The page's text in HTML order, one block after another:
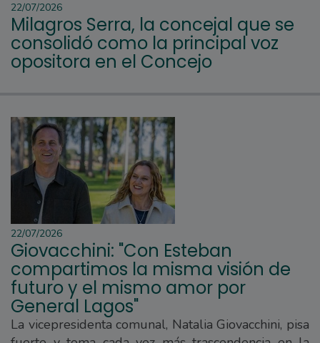
22/07/2026
Milagros Serra, la concejal que se
consolidó como la principal voz
opositora en el Concejo
22/07/2026
Giovacchini: "Con Esteban
compartimos la misma visión de
futuro y el mismo amor por
General Lagos"
La vicepresidenta comunal, Natalia Giovacchini, pisa